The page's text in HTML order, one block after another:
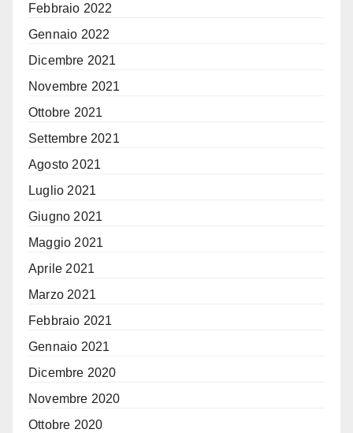
Febbraio 2022
Gennaio 2022
Dicembre 2021
Novembre 2021
Ottobre 2021
Settembre 2021
Agosto 2021
Luglio 2021
Giugno 2021
Maggio 2021
Aprile 2021
Marzo 2021
Febbraio 2021
Gennaio 2021
Dicembre 2020
Novembre 2020
Ottobre 2020